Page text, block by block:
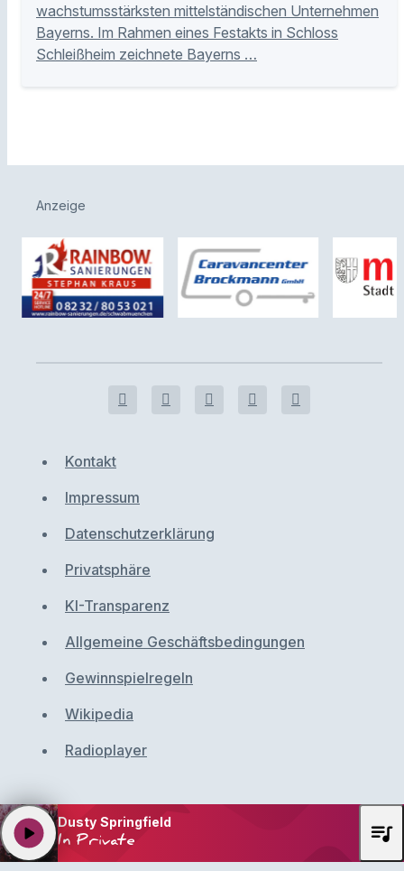
wachstumsstärksten mittelständischen Unternehmen
Bayerns. Im Rahmen eines Festakts in Schloss
Schleißheim zeichnete Bayerns …
Anzeige
Kontakt
Impressum
Datenschutzerklärung
Privatsphäre
KI-Transparenz
Allgemeine Geschäftsbedingungen
Gewinnspielregeln
Wikipedia
Radioplayer
Dusty Springfield
In Private
play_arrow queue_music